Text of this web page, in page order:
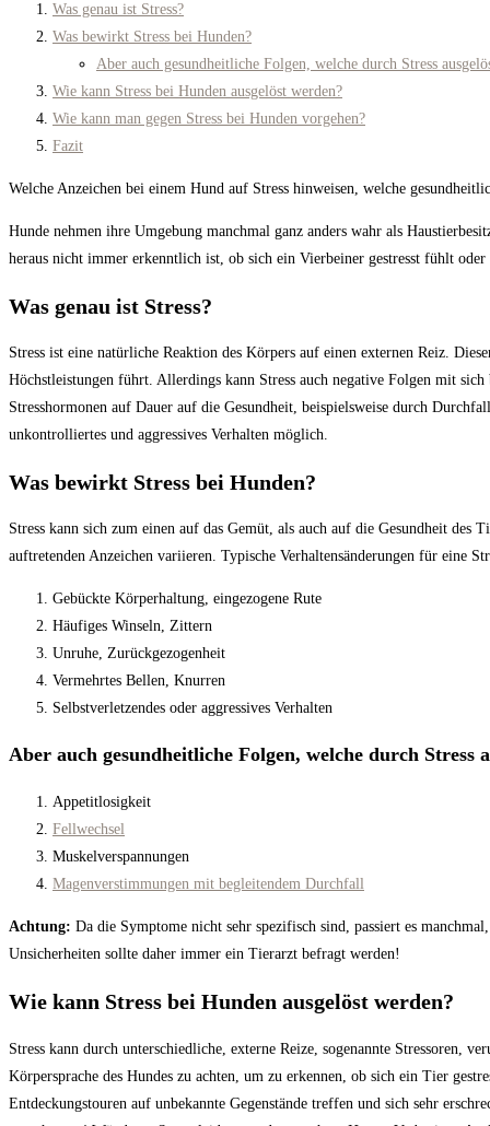
Was genau ist Stress?
Was bewirkt Stress bei Hunden?
Aber auch gesundheitliche Folgen, welche durch Stress
Wie kann Stress bei Hunden ausgelöst werden?
Wie kann man gegen Stress bei Hunden vorgehen?
Fazit
Welche Anzeichen bei einem Hund auf Stress hinweisen, welche
Hunde nehmen ihre Umgebung manchmal ganz anders wahr als
heraus nicht immer erkenntlich ist, ob sich ein Vierbeiner gestresst fühlt
Was genau ist Stress?
Stress ist eine natürliche Reaktion des Körpers auf einen externen Reiz.
Höchstleistungen führt. Allerdings kann Stress auch negative Folgen mit
Stresshormonen auf Dauer auf die Gesundheit, beispielsweise durch
unkontrolliertes und aggressives Verhalten möglich.
Was bewirkt Stress bei Hunden?
Stress kann sich zum einen auf das Gemüt, als auch auf die Gesundheit
auftretenden Anzeichen variieren. Typische Verhaltensänderungen für eine
Gebückte Körperhaltung, eingezogene Rute
Häufiges Winseln, Zittern
Unruhe, Zurückgezogenheit
Vermehrtes Bellen, Knurren
Selbstverletzendes oder aggressives Verhalten
Aber auch gesundheitliche Folgen, welche durch
Appetitlosigkeit
Fellwechsel
Muskelverspannungen
Magenverstimmungen mit begleitendem Durchfall
Achtung: Da die Symptome nicht sehr spezifisch sind, passiert es
Unsicherheiten sollte daher immer ein Tierarzt befragt werden!
Wie kann Stress bei Hunden ausgelöst werden?
Stress kann durch unterschiedliche, externe Reize, sogenannte Stressoren,
Körpersprache des Hundes zu achten, um zu erkennen, ob sich ein Tier
Entdeckungstouren auf unbekannte Gegenstände treffen und sich sehr